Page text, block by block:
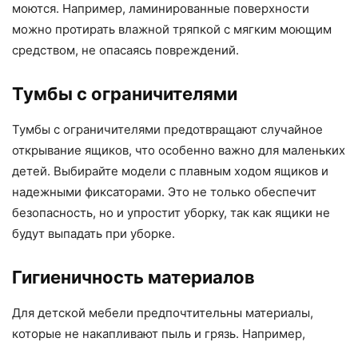
моются. Например, ламинированные поверхности
можно протирать влажной тряпкой с мягким моющим
средством, не опасаясь повреждений.
Тумбы с ограничителями
Тумбы с ограничителями предотвращают случайное
открывание ящиков, что особенно важно для маленьких
детей. Выбирайте модели с плавным ходом ящиков и
надежными фиксаторами. Это не только обеспечит
безопасность, но и упростит уборку, так как ящики не
будут выпадать при уборке.
Гигиеничность материалов
Для детской мебели предпочтительны материалы,
которые не накапливают пыль и грязь. Например,